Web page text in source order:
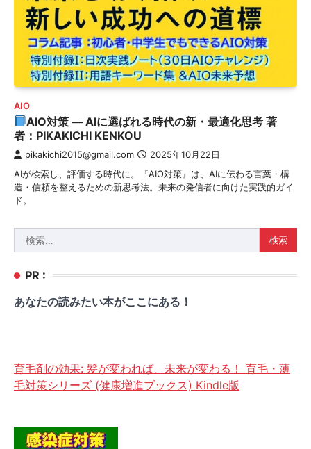
AIO
AIO対策 — AIに選ばれる時代の新・最適化思考 著
者：PIKAKICHI KENKOU
pikakichi2015@gmail.com 2025年10月22日
AIが検索し、評価する時代に。『AIO対策』は、AIに伝わる言葉・構
造・信頼を整えるための新思考法。未来の発信者に向けた実践的ガイ
ド。
索:
PR :
あなたの読みたい本がここにある！
育毛剤の効果: 髪が変われば、未来が変わる！ 育毛・薄
毛対策シリーズ (健康増進ブックス) Kindle版